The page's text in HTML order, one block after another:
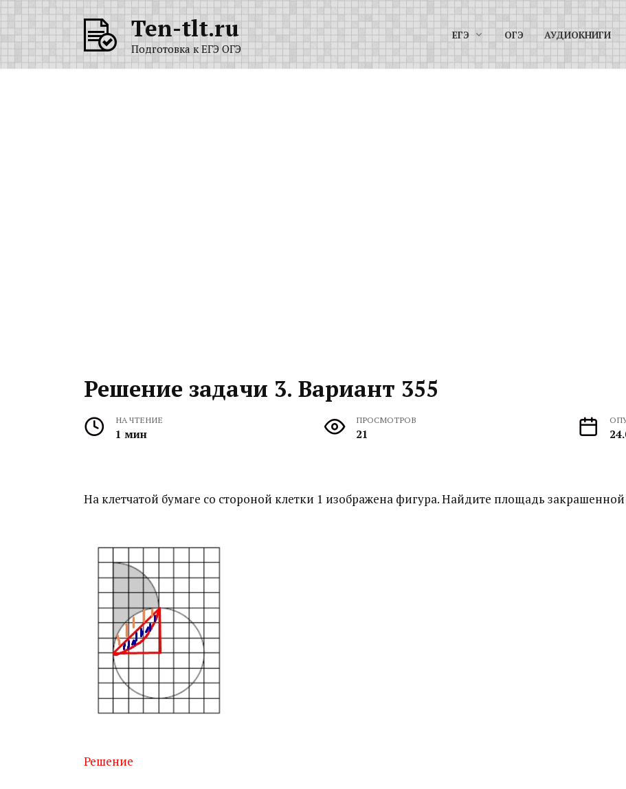
содержанию
Ten-tlt.ru
Подготовка к ЕГЭ ОГЭ
ЕГЭ ОГЭ АУДИОКНИГИ
Решение задачи 3. Вариант 355
НА ЧТЕНИЕ
1 мин
ПРОСМОТРОВ
21
На клетчатой бумаге со стороной клетки 1 изображена фигура. Найдите площадь закрашенной
Решение